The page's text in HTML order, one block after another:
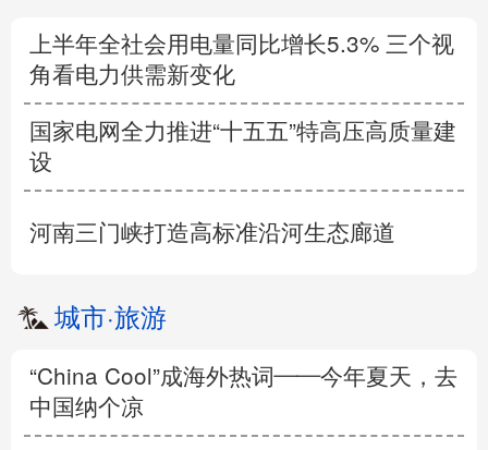
上半年全社会用电量同比增长5.3% 三个视
角看电力供需新变化
国家电网全力推进“十五五”特高压高质量建
设
河南三门峡打造高标准沿河生态廊道
城市·旅游
“China Cool”成海外热词——今年夏天，去
中国纳个凉